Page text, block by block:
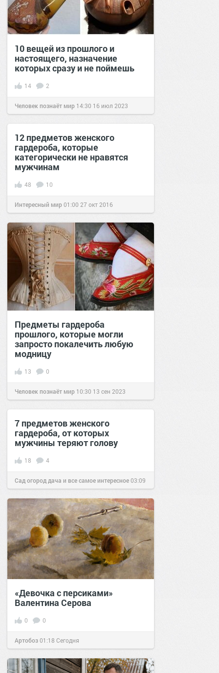
10 вещей из прошлого и
настоящего, назначение
которых сразу и не поймешь
14 2
Человек познаёт мир 14:30 16 июл 2023
12 предметов женского
гардероба, которые
категорически не нравятся
мужчинам
48 10
Интересный мир01:00 27 окт 2016
Предметы гардероба
прошлого, которые могли
запросто покалечить любую
модницу
13 0
Человек познаёт мир 10:30 13 сен 2023
7 предметов женского
гардероба, от которых
мужчины теряют голову
18 4
Сад огород дача и все самое интересное03:09
14 ноя 2018
«Девочка с персиками»
Валентина Серова
0 0
Артобоз01:18 Сегодня